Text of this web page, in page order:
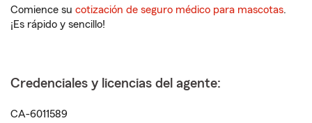
Comience su cotización de seguro médico para mascotas.
¡Es rápido y sencillo!
Credenciales y licencias del agente:
CA-6011589